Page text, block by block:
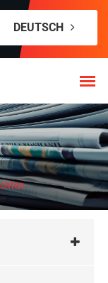
DEUTSCH